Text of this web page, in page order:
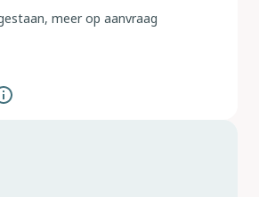
meer op aanvraag